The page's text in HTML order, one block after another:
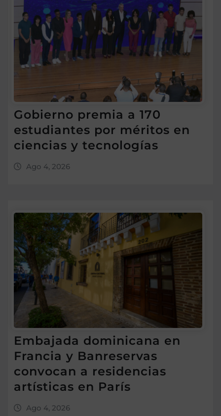
Gobierno premia a 170
estudiantes por méritos en
ciencias y tecnologías
Ago 4, 2026
Embajada dominicana en
Francia y Banreservas
convocan a residencias
artísticas en París
Ago 4, 2026